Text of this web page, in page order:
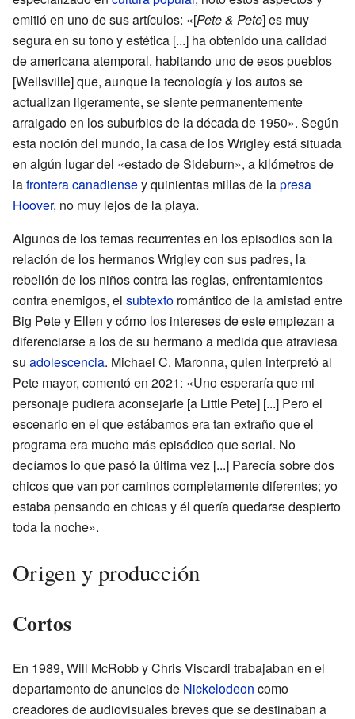
emitió en uno de sus artículos: «[Pete & Pete] es muy
segura en su tono y estética [...] ha obtenido una calidad
de americana atemporal, habitando uno de esos pueblos
[Wellsville] que, aunque la tecnología y los autos se
actualizan ligeramente, se siente permanentemente
arraigado en los suburbios de la década de 1950». Según
esta noción del mundo, la casa de los Wrigley está situada
en algún lugar del «estado de Sideburn», a kilómetros de
lafrontera canadiensey quinientas millas de lapresa
Hoover, no muy lejos de la playa.
Algunos de los temas recurrentes en los episodios son la
relación de los hermanos Wrigley con sus padres, la
rebelión de los niños contra las reglas, enfrentamientos
contra enemigos, el subtexto romántico de la amistad entre
Big Pete y Ellen y cómo los intereses de este empiezan a
diferenciarse a los de su hermano a medida que atraviesa
su adolescencia. Michael C. Maronna, quien interpretó al
Pete mayor, comentó en 2021: «Uno esperaría que mi
personaje pudiera aconsejarle [a Little Pete] [...] Pero el
escenario en el que estábamos era tan extraño que el
programa era mucho más episódico que serial. No
decíamos lo que pasó la última vez [...] Parecía sobre dos
chicos que van por caminos completamente diferentes; yo
estaba pensando en chicas y él quería quedarse despierto
toda la noche».
Origen y producción
Cortos
En 1989, Will McRobb y Chris Viscardi trabajaban en el
departamento de anuncios de Nickelodeon como
creadores de audiovisuales breves que se destinaban a